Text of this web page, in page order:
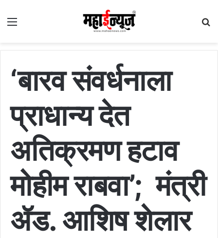
Menu
‘बारव संवर्धनाला
प्राधान्य देत
अतिक्रमण हटाव
मोहीम राबवा’; मंत्री
ॲड. आशिष शेलार